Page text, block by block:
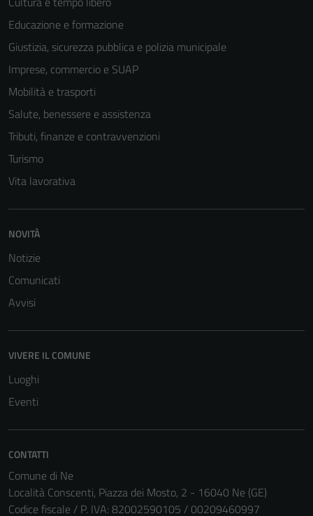
Educazione e formazione
Giustizia, sicurezza pubblica e polizia municipale
Imprese, commercio e SUAP
Mobilità e trasporti
Salute, benessere e assistenza
Tributi, finanze e contravvenzioni
Turismo
Vita lavorativa
NOVITÀ
Notizie
Comunicati
Avvisi
VIVERE IL COMUNE
Luoghi
Eventi
CONTATTI
Comune di Ne
Località Conscenti, Piazza dei Mosto, 2 - 16040 Ne (GE)
Codice fiscale / P. IVA: 82002590105 / 00209460997